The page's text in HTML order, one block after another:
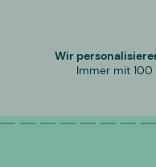
Wir
Immer mit 100